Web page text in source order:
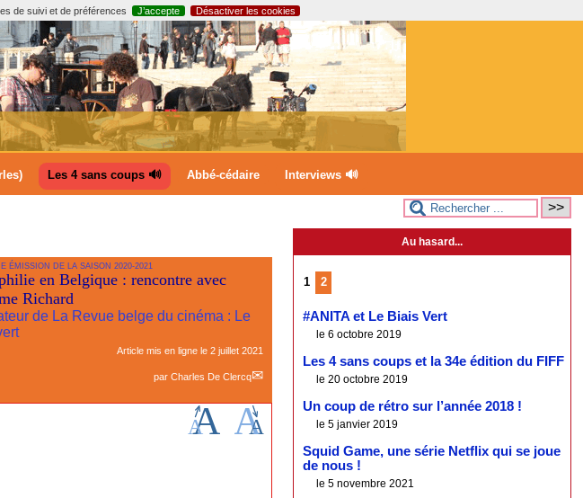
de suivi et de préférences J’accepte Désactiver les cookies
Les 4 sans coups 🔊 Abbé-cédaire Interviews 🔊
ÉMISSION DE LA SAISON 2020-2021
en Belgique : rencontre avec
Richard
de La Revue belge du cinéma : Le
Article mis en ligne le 2 juillet 2021
par Charles De Clercq
Au hasard...
1 2
#ANITA et Le Biais Vert
le 6 octobre 2019
Les 4 sans coups et la 34e édition du FIFF
le 20 octobre 2019
Un coup de rétro sur l’année 2018 !
le 5 janvier 2019
Squid Game, une série Netflix qui se joue
de nous !
le 5 novembre 2021